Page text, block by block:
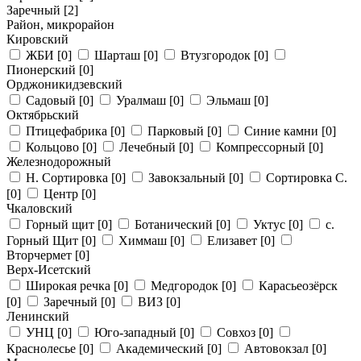
Заречный [2]
Район, микрорайон
Кировский
ЖБИ [0] Шарташ [0] Втузгородок [0]
Пионерский [0]
Орджоникидзевский
Садовый [0] Уралмаш [0] Эльмаш [0]
Октябрьский
Птицефабрика [0] Парковый [0] Синие камни [0]
Кольцово [0] Лечебный [0] Компрессорный [0]
Железнодорожный
Н. Сортировка [0] Завокзальный [0]
Сортировка С.
[0]
Центр [0]
Чкаловский
Горный щит [0] Ботанический [0] Уктус [0]
с.
Горный Щит [0] Химмаш [0] Елизавет [0]
Вторчермет [0]
Верх-Исетский
Широкая речка [0] Медгородок [0]
Карасьеозёрск
[0]
Заречный [0] ВИЗ [0]
Ленинский
УНЦ [0] Юго-западный [0] Совхоз [0]
Краснолесье [0] Академический [0] Автовокзал [0]